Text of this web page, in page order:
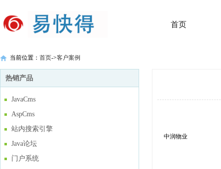
首页
当前位置： 首页->客户案例
热销产品
JavaCms
AspCms
站内搜索引擎
Java论坛
门户系统
中润物业